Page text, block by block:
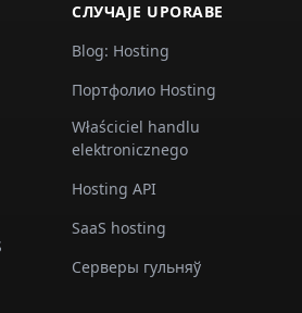
СЛУЧАJE UPORABE
Blog: Hosting
Портфолио Hosting
Właściciel handlu
elektronicznego
Hosting API
SaaS hosting
Серверы гульняў